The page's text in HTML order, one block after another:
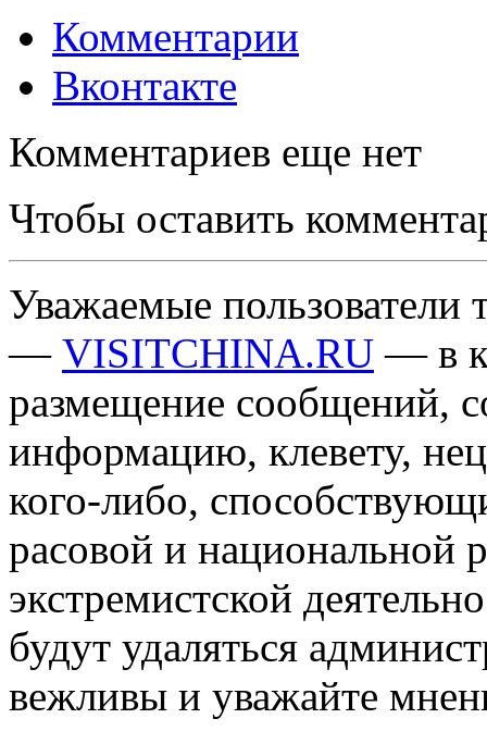
Комментарии
Вконтакте
Комментариев еще нет
Чтобы оставить
Уважаемые пользователи
— VISITCHINA.RU — в
размещение сообщений,
информацию, клевету,
кого-либо,
расовой и национальной
экстремистской
будут удаляться
вежливы и уважайте